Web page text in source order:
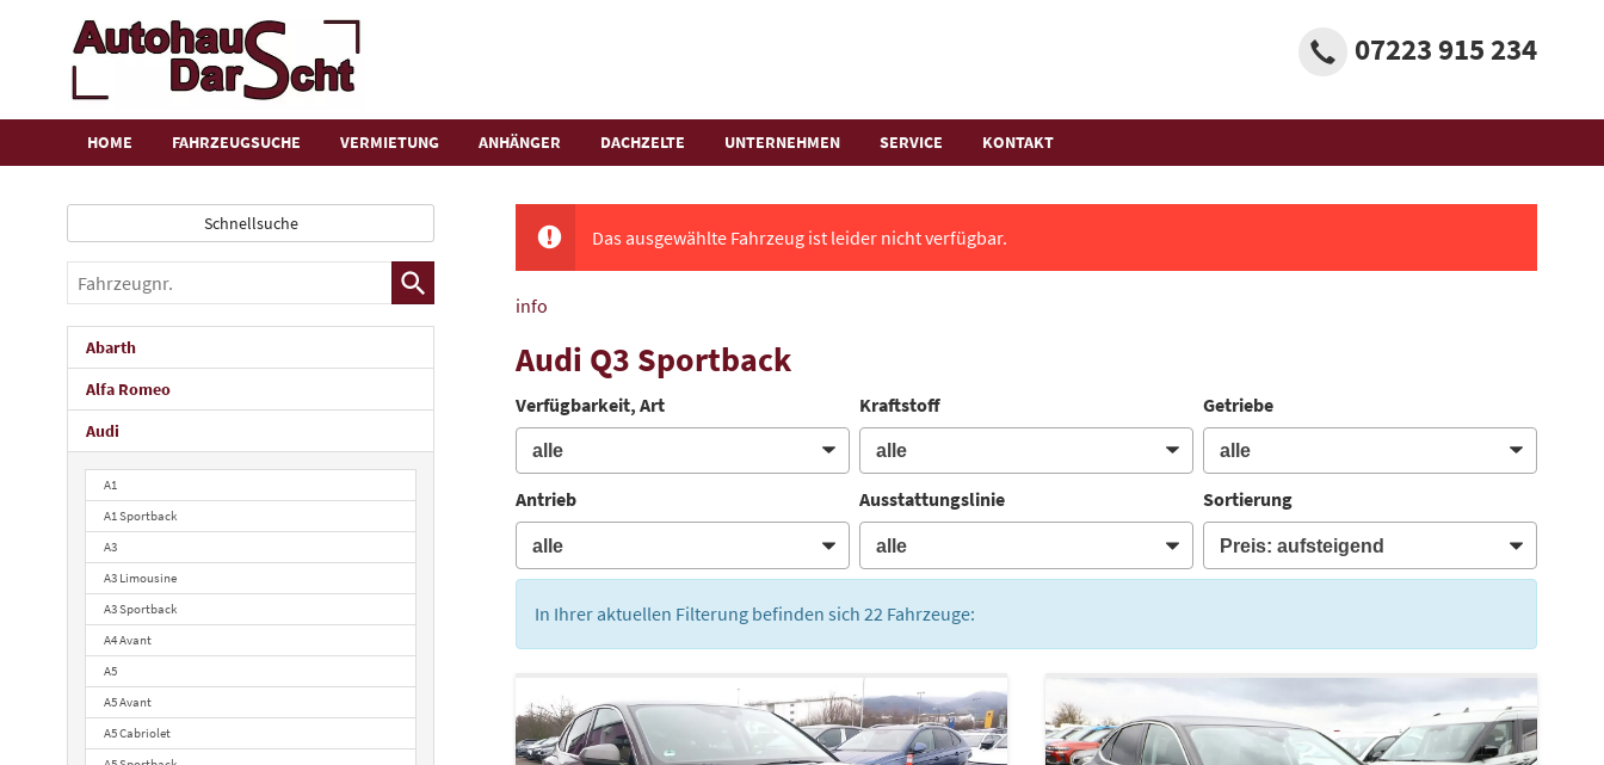
07223 915 234
HOME FAHRZEUGSUCHE VERMIETUNG ANHÄNGER DACHZELTE UNTERNEHMEN SERVICE KONTAKT
Das ausgewählte Fahrzeug ist leider nicht verfügbar.
info
Audi Q3 Sportback
Verfügbarkeit, Art Kraftstoff Getriebe
Antrieb Ausstattungslinie Sortierung
In Ihrer aktuellen Filterung befinden sich 22 Fahrzeuge:
Schnellsuche
Fahrzeugnr.
Abarth
Alfa Romeo
Audi
A1
A1 Sportback
A3
A3 Limousine
A3 Sportback
A4 Avant
A5
A5 Avant
A5 Cabriolet